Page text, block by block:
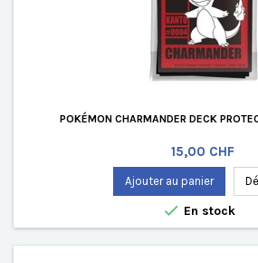
POKÉMON CHARMANDER DECK
Prix
15,00 CHF
Ajouter au panier
 En stock